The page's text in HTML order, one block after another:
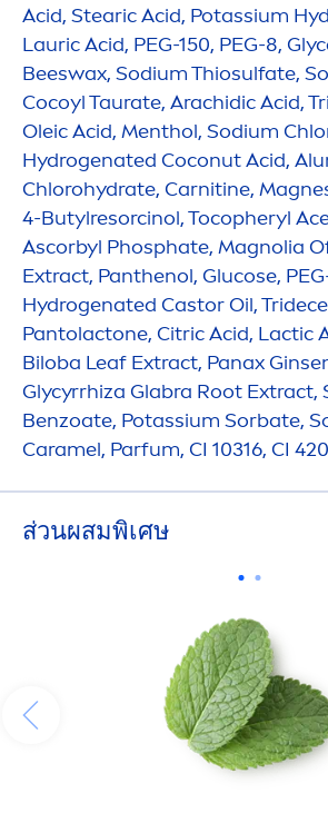
Acid, Stearic Acid, Potassium
Lauric Acid, PEG-150, PEG-8,
Beeswax, Sodium Thiosulfate,
Cocoyl Taurate, Arachidic Acid,
Oleic Acid, Menthol, Sodium
Hydrogenated Coconut Acid,
Chlorohydrate, Carnitine,
4-Butylresorcinol, Tocopheryl
Ascorbyl Phosphate, Magnolia
Extract, Panthenol, Glucose,
Hydrogenated Castor Oil,
Pantolactone, Citric Acid, Lactic
Biloba Leaf Extract, Panax
Glycyrrhiza Glabra Root Extract,
Benzoate, Potassium Sorbate,
Caramel, Parfum, CI 10316, CI
ส่วนผสมพิเศษ